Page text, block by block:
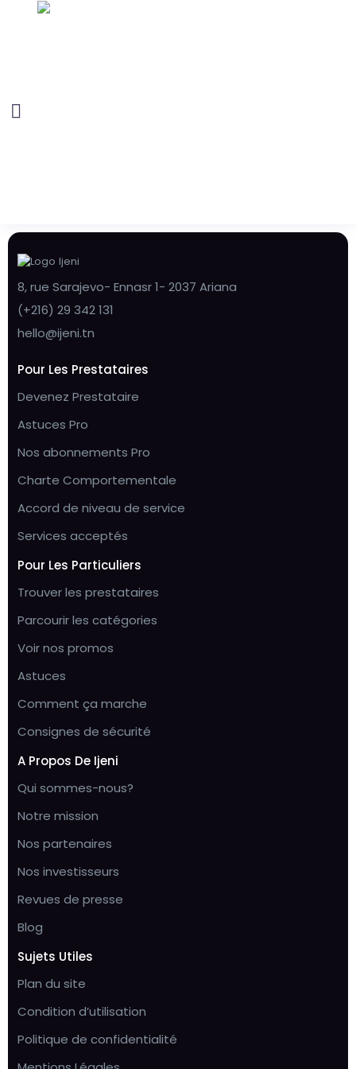
8, rue Sarajevo- Ennasr 1- 2037 Ariana
(+216) 29 342 131
hello@ijeni.tn
Pour Les Prestataires
Devenez Prestataire
Astuces Pro
Nos abonnements Pro
Charte Comportementale
Accord de niveau de service
Services acceptés
Pour Les Particuliers
Trouver les prestataires
Parcourir les catégories
Voir nos promos
Astuces
Comment ça marche
Consignes de sécurité
A Propos De Ijeni
Qui sommes-nous?
Notre mission
Nos partenaires
Nos investisseurs
Revues de presse
Blog
Sujets Utiles
Plan du site
Condition d’utilisation
Politique de confidentialité